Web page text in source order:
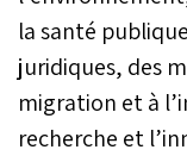
la santé
juridiques, des
migration et à
recherche et